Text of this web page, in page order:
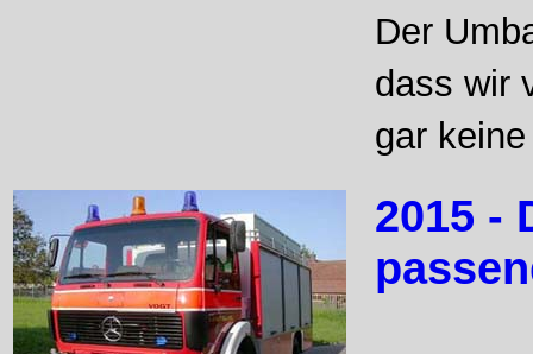
Der
dass wir
gar
2015 -